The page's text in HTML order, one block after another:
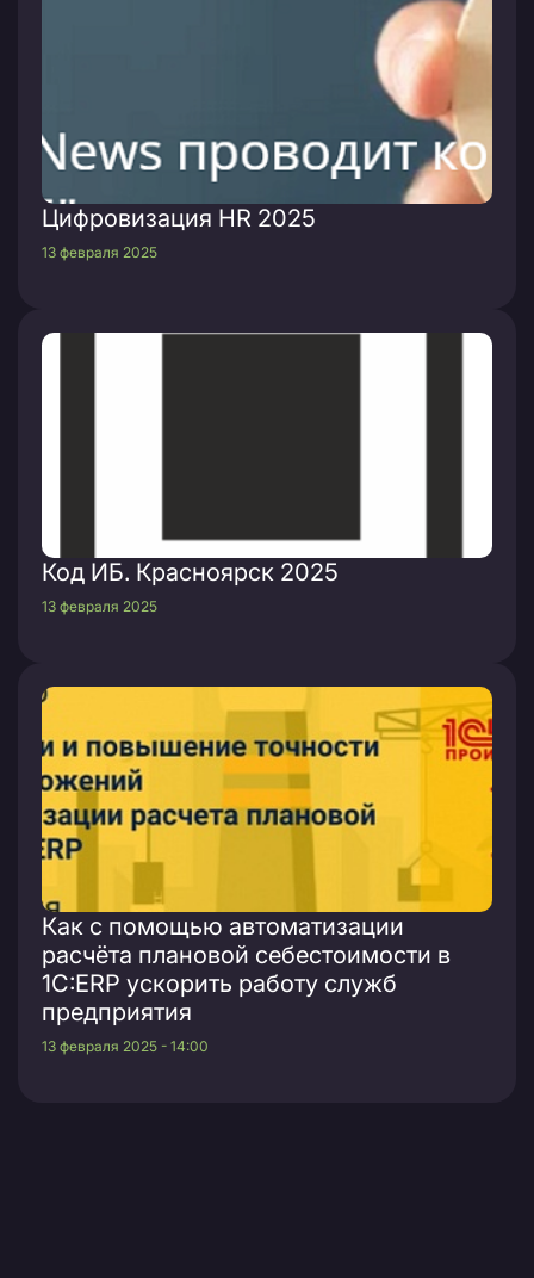
Цифровизация HR 2025
13 февраля 2025
Код ИБ. Красноярск 2025
13 февраля 2025
Как с помощью автоматизации
расчёта плановой себестоимости в
1С:ERP ускорить работу служб
предприятия
13 февраля 2025 - 14:00